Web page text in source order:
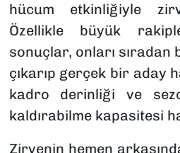
hücum etkinliğiyle
Özellikle büyük
sonuçlar, onları
çıkarıp gerçek bir aday
kadro derinliği ve
kaldırabilme kapasitesi
Zirvenin hemen